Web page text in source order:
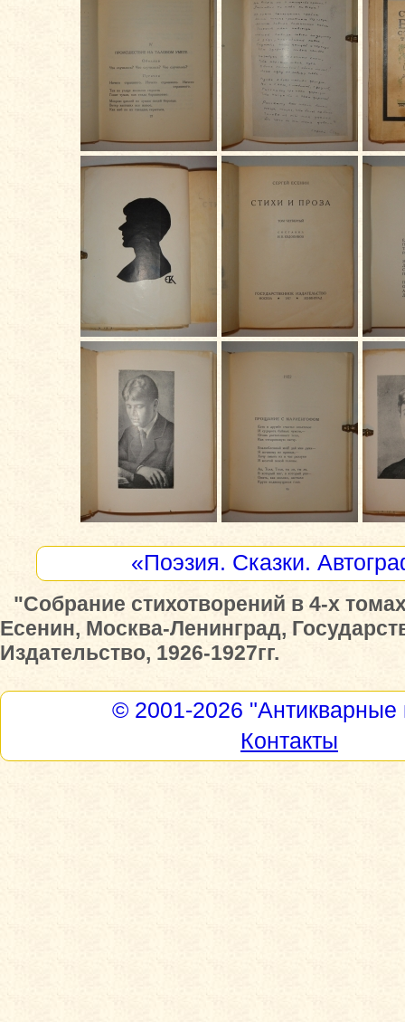
«Поэзия. Сказки.
"Собрание стихотворений в 4-х
Есенин, Москва-Ленинград,
Издательство, 1926-1927гг.
© 2001-2026 "Антикварные
Контакты